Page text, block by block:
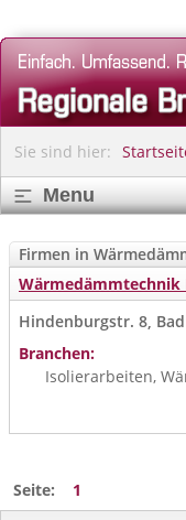
Sie sind hier:
Menu
Firmen in
Wärmedämmtechnik
Hindenburgstr. 8,
Branchen:
Isolierarbeiten,
Seite:
1